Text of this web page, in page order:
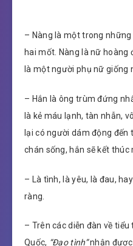
– Nàng là một trong
hai mốt. Nàng là nữ hoàng
là một người phụ nữ giống
– Hắn là ông trùm đứng
là kẻ máu lạnh, tàn nhẫn,
lại có người dám động đến
chán sống, hắn sẽ kết thúc
– Là tình, là yêu, là đau,
ràng.
– Trên các diễn đàn về
Quốc, “Đạo tình”nhận được